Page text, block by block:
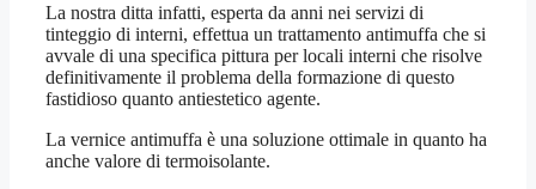
La nostra ditta infatti, esperta da anni nei servizi di
tinteggio di interni, effettua un trattamento antimuffa che si
avvale di una specifica pittura per locali interni che risolve
definitivamente il problema della formazione di questo
fastidioso quanto antiestetico agente.
La vernice antimuffa è una soluzione ottimale in quanto ha
anche valore di termoisolante.